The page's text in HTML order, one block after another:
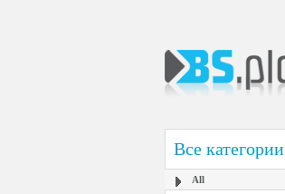
Все категории
All